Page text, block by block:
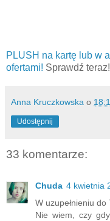
PLUSH na kartę lub w
ofertami! Sprawdź teraz!
Anna Kruczkowska o
Udostępnij
33 komentarze:
Chuda 4 kwietnia
W uzupełnieniu
Nie wiem, czy gdy